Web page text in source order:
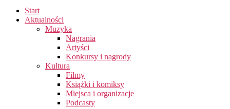
Start
Aktualności
Muzyka
Nagrania
Artyści
Konkursy i nagrody
Kultura
Filmy
Książki i komiksy
Miejsca i organizacje
Podcasty